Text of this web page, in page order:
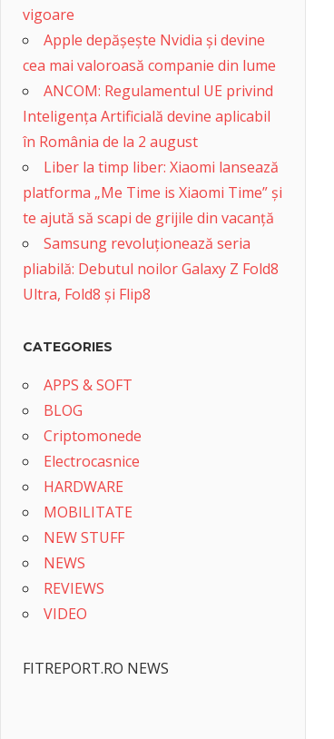
vigoare
Apple depășește Nvidia și devine
cea mai valoroasă companie din lume
ANCOM: Regulamentul UE privind
Inteligența Artificială devine aplicabil
în România de la 2 august
Liber la timp liber: Xiaomi lansează
platforma „Me Time is Xiaomi Time” și
te ajută să scapi de grijile din vacanță
Samsung revoluționează seria
pliabilă: Debutul noilor Galaxy Z Fold8
Ultra, Fold8 și Flip8
CATEGORIES
APPS & SOFT
BLOG
Criptomonede
Electrocasnice
HARDWARE
MOBILITATE
NEW STUFF
NEWS
REVIEWS
VIDEO
FITREPORT.RO NEWS